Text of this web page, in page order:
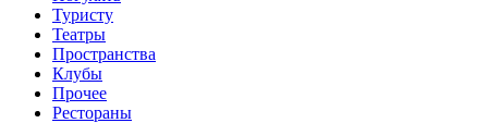
Туристу
Театры
Пространства
Клубы
Прочее
Рестораны